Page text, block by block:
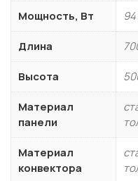
Мощность, Вт
Длина
Высота
Материал
панели
Материал
конвектора